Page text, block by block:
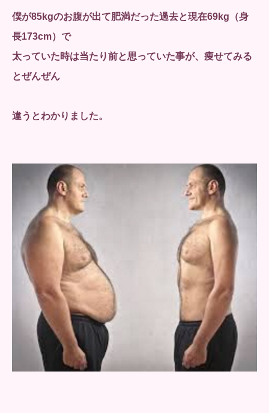
僕が85kgのお腹が出て肥満だった過去と現在69kg（身
長173cm）で
太っていた時は当たり前と思っていた事が、痩せてみる
とぜんぜん
違うとわかりました。